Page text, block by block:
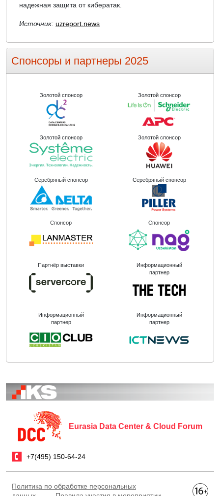
надежная защита от кибератак.
Источник: uzreport.news
Спонсоры и партнеры 2025
Золотой спонсор Золотой спонсор
Золотой спонсор Золотой спонсор
Серебряный спонсор Серебряный спонсор
Спонсор Спонсор
Партнёр выставки
Информационный
партнер
Информационный
партнер
Информационный
партнер
Eurasia Data Center & Cloud Forum
+7(495) 150-64-24
Политика по обработке персональных